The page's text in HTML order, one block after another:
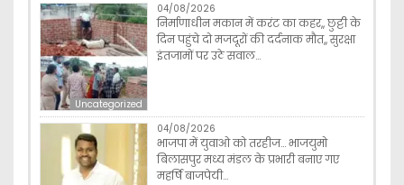
Uncategorized
04/08/2026
निर्माणाधीन मकान में करंट का कहर,, छुट्टी के
दिन पहुंचे दो मजदूरों की दर्दनाक मौत,, सुरक्षा
इंतजामों पर उठे सवाल…
04/08/2026
भाजपा में युवाओ को तरहीज… भाजयुमो
बिलासपुर मध्य मंडल के प्रभारी बनाए गए
महर्षि बाजपेयी…